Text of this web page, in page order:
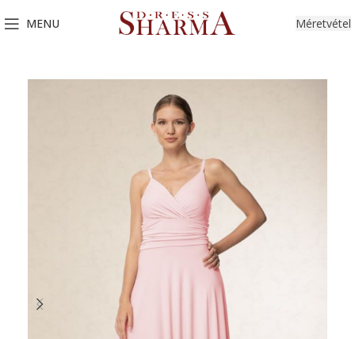
MENU Méretvétel